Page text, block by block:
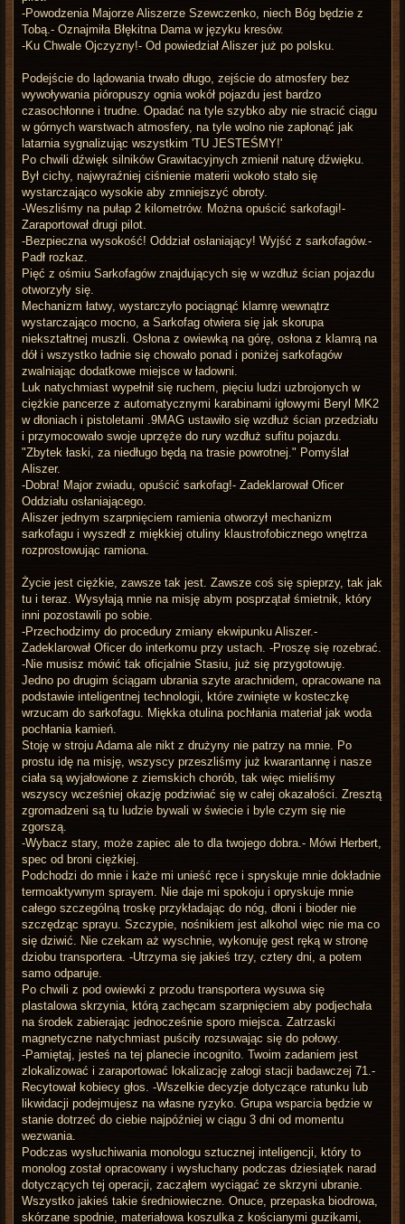
-Powodzenia Majorze Aliszerze Szewczenko, niech Bóg będzie z
Tobą.- Oznajmiła Błękitna Dama w języku kresów.
-Ku Chwale Ojczyzny!- Od powiedział Aliszer już po polsku.
Podejście do lądowania trwało długo, zejście do atmosfery bez
wywoływania pióropuszy ognia wokół pojazdu jest bardzo
czasochłonne i trudne. Opadać na tyle szybko aby nie stracić ciągu
w górnych warstwach atmosfery, na tyle wolno nie zapłonąć jak
latarnia sygnalizując wszystkim 'TU JESTEŚMY!'
Po chwili dźwięk silników Grawitacyjnych zmienił naturę dźwięku.
Był cichy, najwyraźniej ciśnienie materii wokoło stało się
wystarczająco wysokie aby zmniejszyć obroty.
-Weszliśmy na pułap 2 kilometrów. Można opuścić sarkofagi!-
Zaraportował drugi pilot.
-Bezpieczna wysokość! Oddział osłaniający! Wyjść z sarkofagów.-
Padł rozkaz.
Pięć z ośmiu Sarkofagów znajdujących się w wzdłuż ścian pojazdu
otworzyły się.
Mechanizm łatwy, wystarczyło pociągnąć klamrę wewnątrz
wystarczająco mocno, a Sarkofag otwiera się jak skorupa
niekształtnej muszli. Osłona z owiewką na górę, osłona z klamrą na
dół i wszystko ładnie się chowało ponad i poniżej sarkofagów
zwalniając dodatkowe miejsce w ładowni.
Luk natychmiast wypełnił się ruchem, pięciu ludzi uzbrojonych w
ciężkie pancerze z automatycznymi karabinami igłowymi Beryl MK2
w dłoniach i pistoletami .9MAG ustawiło się wzdłuż ścian przedziału
i przymocowało swoje uprzęże do rury wzdłuż sufitu pojazdu.
"Zbytek łaski, za niedługo będą na trasie powrotnej." Pomyślał
Aliszer.
-Dobra! Major zwiadu, opuścić sarkofag!- Zadeklarował Oficer
Oddziału osłaniającego.
Aliszer jednym szarpnięciem ramienia otworzył mechanizm
sarkofagu i wyszedł z miękkiej otuliny klaustrofobicznego wnętrza
rozprostowując ramiona.
Życie jest ciężkie, zawsze tak jest. Zawsze coś się spieprzy, tak jak
tu i teraz. Wysyłają mnie na misję abym posprzątał śmietnik, który
inni pozostawili po sobie.
-Przechodzimy do procedury zmiany ekwipunku Aliszer.-
Zadeklarował Oficer do interkomu przy ustach. -Proszę się rozebrać.
-Nie musisz mówić tak oficjalnie Stasiu, już się przygotowuję.
Jedno po drugim ściągam ubrania szyte arachnidem, opracowane na
podstawie inteligentnej technologii, które zwinięte w kosteczkę
wrzucam do sarkofagu. Miękka otulina pochłania materiał jak woda
pochłania kamień.
Stoję w stroju Adama ale nikt z drużyny nie patrzy na mnie. Po
prostu idę na misję, wszyscy przeszliśmy już kwarantannę i nasze
ciała są wyjałowione z ziemskich chorób, tak więc mieliśmy
wszyscy wcześniej okazję podziwiać się w całej okazałości. Zresztą
zgromadzeni są tu ludzie bywali w świecie i byle czym się nie
zgorszą.
-Wybacz stary, może zapiec ale to dla twojego dobra.- Mówi Herbert,
spec od broni ciężkiej.
Podchodzi do mnie i każe mi unieść ręce i spryskuje mnie dokładnie
termoaktywnym sprayem. Nie daje mi spokoju i opryskuje mnie
całego szczególną troskę przykładając do nóg, dłoni i bioder nie
szczędząc sprayu. Szczypie, nośnikiem jest alkohol więc nie ma co
się dziwić. Nie czekam aż wyschnie, wykonuję gest ręką w stronę
dziobu transportera. -Utrzyma się jakieś trzy, cztery dni, a potem
samo odparuje.
Po chwili z pod owiewki z przodu transportera wysuwa się
plastalowa skrzynia, którą zachęcam szarpnięciem aby podjechała
na środek zabierając jednocześnie sporo miejsca. Zatrzaski
magnetyczne natychmiast puściły rozsuwając się do połowy.
-Pamiętaj, jesteś na tej planecie incognito. Twoim zadaniem jest
zlokalizować i zaraportować lokalizację załogi stacji badawczej 71.-
Recytował kobiecy głos. -Wszelkie decyzje dotyczące ratunku lub
likwidacji podejmujesz na własne ryzyko. Grupa wsparcia będzie w
stanie dotrzeć do ciebie najpóźniej w ciągu 3 dni od momentu
wezwania.
Podczas wysłuchiwania monologu sztucznej inteligencji, który to
monolog został opracowany i wysłuchany podczas dziesiątek narad
dotyczących tej operacji, zacząłem wyciągać ze skrzyni ubranie.
Wszystko jakieś takie średniowieczne. Onuce, przepaska biodrowa,
skórzane spodnie, materiałowa koszulka z kościanymi guzikami,